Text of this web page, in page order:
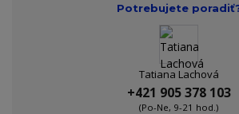
Potrebujete
Tatiana Lachová
+421 905 378 103
(Po-Ne, 9-21 hod.)